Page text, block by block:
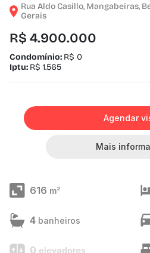
Rua Aldo Casillo, Mangabeiras,
Gerais
R$ 4.900.000
Condomínio: R$ 0
Iptu: R$ 1.565
Agendar
Mais
616 m²
4 banheiros
0 elevadores